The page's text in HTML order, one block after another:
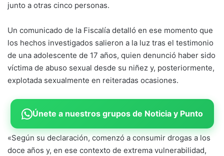
junto a otras cinco personas.
Un comunicado de la Fiscalía detalló en ese momento que
los hechos investigados salieron a la luz tras el testimonio
de una adolescente de 17 años, quien denunció haber sido
víctima de abuso sexual desde su niñez y, posteriormente,
explotada sexualmente en reiteradas ocasiones.
Únete a nuestros grupos de Noticia y Punto
«Según su declaración, comenzó a consumir drogas a los
doce años y, en ese contexto de extrema vulnerabilidad,